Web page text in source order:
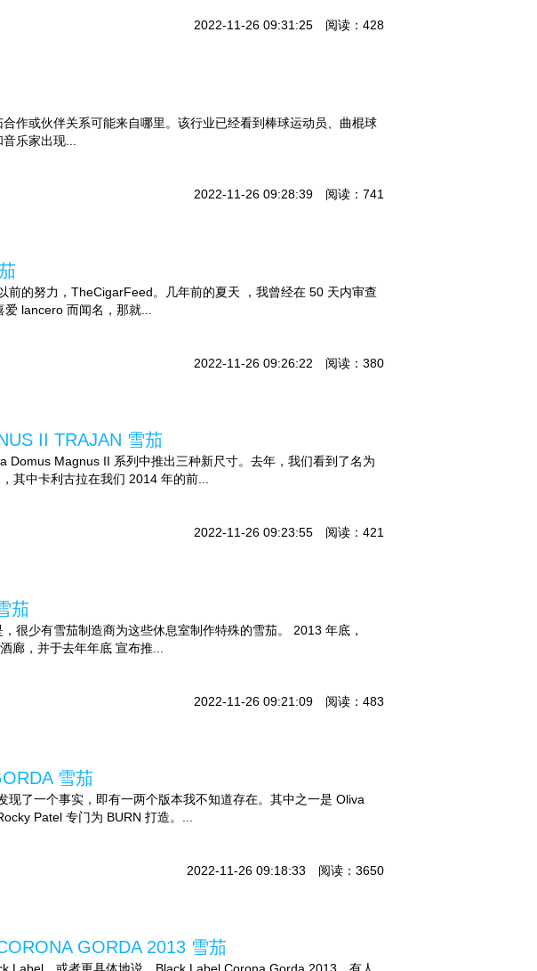
2022-11-26 09:31:25 阅读：428
作或伙伴关系可能来自哪里。该行业已经看到棒球运动员、曲棍球
乐家出现...
2022-11-26 09:28:39 阅读：741
的努力，TheCigarFeed。几年前的夏天 ，我曾经在 50 天内审查
lancero 而闻名，那就...
2022-11-26 09:26:22 阅读：380
II TRAJAN 雪茄
Magnus II 系列中推出三种新尺寸。去年，我们看到了名为
其中卡利古拉在我们 2014 年的前...
2022-11-26 09:23:55 阅读：421
茄
很少有雪茄制造商为这些休息室制作特殊的雪茄。 2013 年底，
廊，并于去年年底 宣布推...
2022-11-26 09:21:09 阅读：483
雪茄
了一个事实，即有一两个版本我不知道存在。其中之一是 Oliva
Patel 专门为 BURN 打造。...
2022-11-26 09:18:33 阅读：3650
GORDA 2013 雪茄